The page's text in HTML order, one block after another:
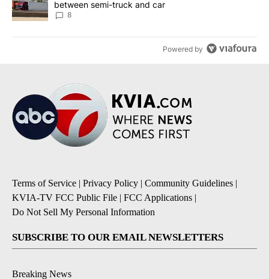
between semi-truck and car
8
Powered by
Terms of Service | Privacy Policy | Community Guidelines |
KVIA-TV FCC Public File | FCC Applications |
Do Not Sell My Personal Information
SUBSCRIBE TO OUR EMAIL NEWSLETTERS
Breaking News